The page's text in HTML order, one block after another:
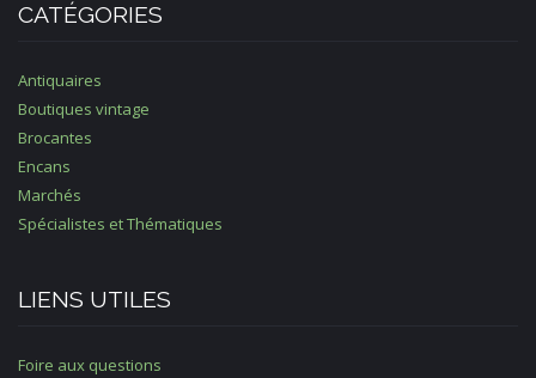
CATÉGORIES
Antiquaires
Boutiques vintage
Brocantes
Encans
Marchés
Spécialistes et Thématiques
LIENS UTILES
Foire aux questions